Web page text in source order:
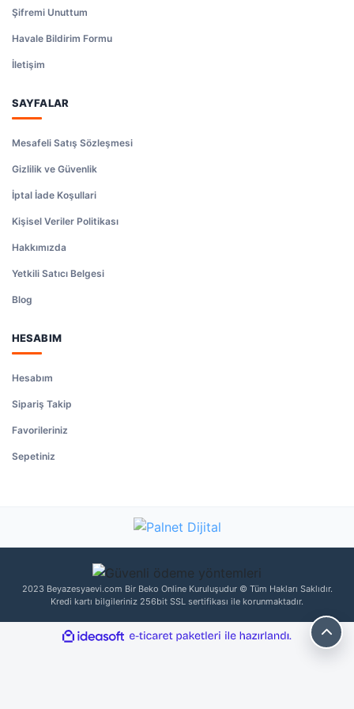
Şifremi Unuttum
Havale Bildirim Formu
İletişim
SAYFALAR
Mesafeli Satış Sözleşmesi
Gizlilik ve Güvenlik
İptal İade Koşullari
Kişisel Veriler Politikası
Hakkımızda
Yetkili Satıcı Belgesi
Blog
HESABIM
Hesabım
Sipariş Takip
Favorileriniz
Sepetiniz
2023 Beyazesyaevi.com Bir Beko Online Kuruluşudur © Tüm Hakları Saklıdır.
Kredi kartı bilgileriniz 256bit SSL sertifikası ile korunmaktadır.
ideasoft
e-